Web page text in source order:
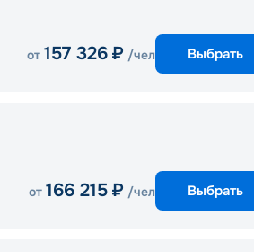
от 157 326 ₽ /чел Выбрать
от 166 215 ₽ /чел Выбрать